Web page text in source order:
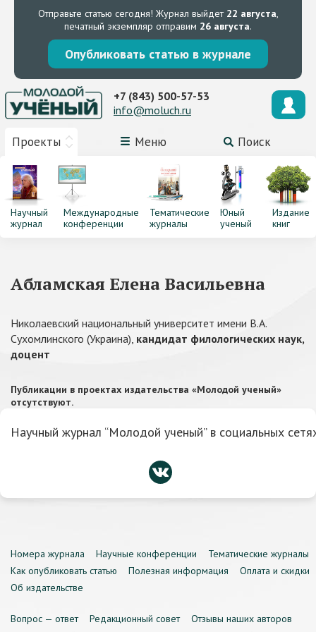
Отправьте статью сегодня! Журнал выйдет 22 августа,
печатный экземпляр отправим 26 августа.
Опубликовать статью в журнале
Проекты Меню Поиск
+7 (843) 500-57-53
info@moluch.ru
Научный
журнал
Международные
конференции
Тематические
журналы
Юный
ученый
Издание
книг
Абламская Елена Васильевна
Николаевский национальный университет имени В.А.
Сухомлинского (Украина), кандидат филологических наук,
доцент
Публикации в проектах издательства «Молодой ученый»
отсутствуют.
Научный журнал “Молодой ученый” в социальных
Номера журнала Научные конференции
Тематические журналы
Как опубликовать статью
Полезная информация
Оплата и скидки
Об издательстве
Вопрос — ответ Редакционный совет
Отзывы наших авторов